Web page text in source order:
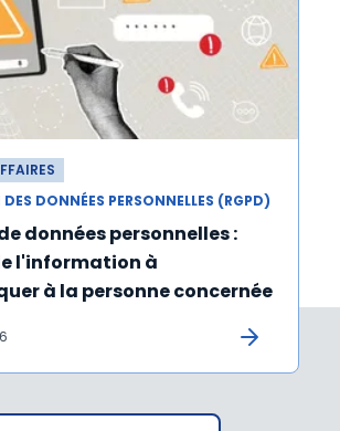
DONNÉES PERSONNELLES (RGPD)
données personnelles :
l'information à
à la personne concernée